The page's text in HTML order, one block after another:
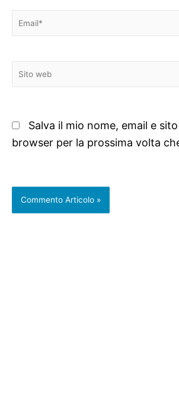
Email*
Sito
web
Salva il mio nome, email e
browser per la prossima volta